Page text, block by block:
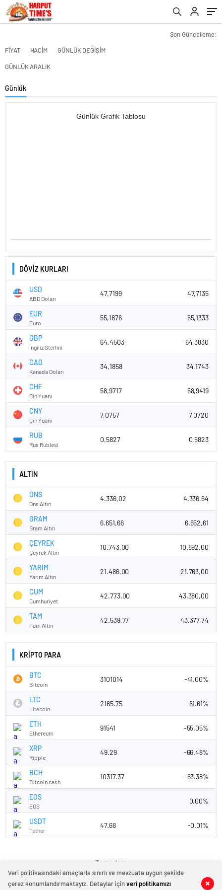
Son Güncelleme:
FİYAT
HACİM GÜNLÜK DEĞİŞİM
GÜNLÜK ARALIK
Günlük
Günlük Grafik Tablosu
DÖVİZ KURLARI
USD
ABD Doları
47,7199 47,7135
EUR
Euro
55,1876 55,1333
GBP
İngiliz Sterlini
64,4503 64,3830
CAD
Kanada Doları
34,1858 34,1743
CHF
Çin Yuanı
58,9717 58,9419
CNY
Çin Yuanı
7,0757 7,0720
RUB
Rus Rublesi
0,5827 0,5823
ALTIN
ONS
Ons Altın
4.336,02 4.336,64
GRAM
Gram Altın
6.651,66 6.652,61
ÇEYREK
Çeyrek Altın
10.743,00 10.892,00
YARIM
Yarım Altın
21.486,00 21.763,00
CUM
Cumhuriyet
42.773,00 43.380,00
TAM
Tam Altın
42.539,77 43.377,74
KRİPTO PARA
BTC
Bitcoin
3101014 -41.00%
LTC
Litecoin
2165.75 -61.61%
ETH
Ethereum
91541 -55.05%
XRP
Ripple
49.29 -66.48%
BCH
Bitcoin cash
10317.37 -63.38%
EOS
EOS
0.00%
USDT
Tether
47.68 -0.01%
Temadam
Veri politikasındaki amaçlarla sınırlı ve mevzuata uygun şekilde
çerez konumlandırmaktayız. Detaylar içinveri politikamızı